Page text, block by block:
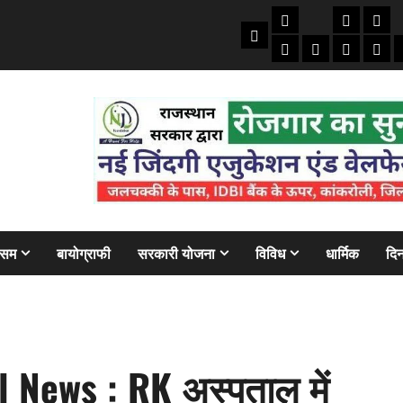
Home
तकनीकी
ऑटो
मोबाइल
क्राइम/
अजबबैंक
बायोग्राफी सरकारी योजना विविध धार्मिक
News : RK अस्पताल में